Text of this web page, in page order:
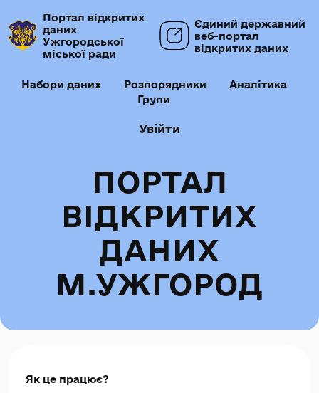
Портал відкритих
даних
Ужгородської
міської ради
Єдиний державний
веб-портал
відкритих даних
Набори даних Розпорядники
Аналітика
Групи
Увійти
ПОРТАЛ
ВІДКРИТИХ
ДАНИХ
М.УЖГОРОД
Як це працює?